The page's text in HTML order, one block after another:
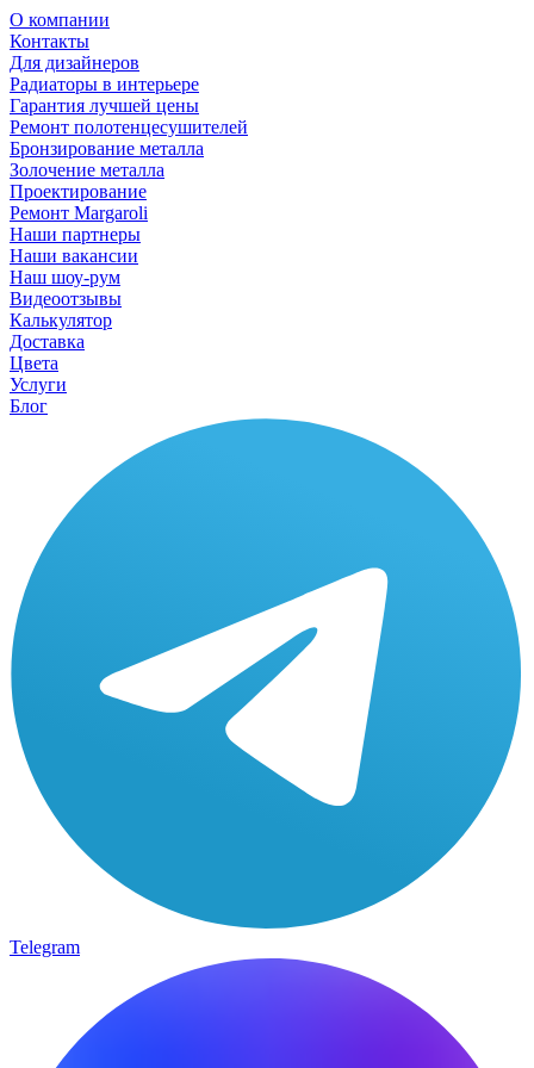
О компании
Контакты
Для дизайнеров
Радиаторы в интерьере
Гарантия лучшей цены
Ремонт полотенцесушителей
Бронзирование металла
Золочение металла
Проектирование
Ремонт Margaroli
Наши партнеры
Наши вакансии
Наш шоу-рум
Видеоотзывы
Калькулятор
Доставка
Цвета
Услуги
Блог
Telegram